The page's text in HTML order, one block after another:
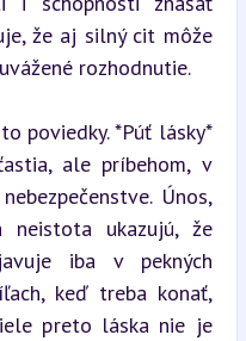
že aj silný cit môže
rozhodnutie.
poviedky. *Púť lásky*
ale príbehom, v
Únos,
neistota ukazujú, že
iba v pekných
keď treba konať,
preto láska nie je